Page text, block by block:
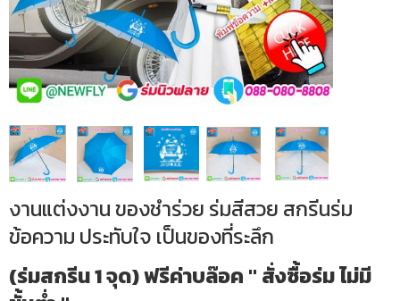
งานแต่งงาน ของชำร่วย ร่มสีสวย สกรีนร่ม
ข้อความ ประทับใจ เป็นของที่ระลึก
(ร่มสกรีน 1 จุด) ฟรีค่าบล๊อค " สั่งซื้อร่ม ไม่มี